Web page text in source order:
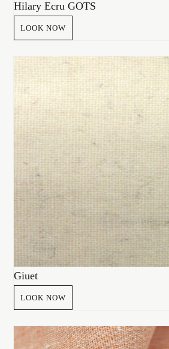
Hilary Ecru GOTS
LOOK NOW
Giuet
LOOK NOW